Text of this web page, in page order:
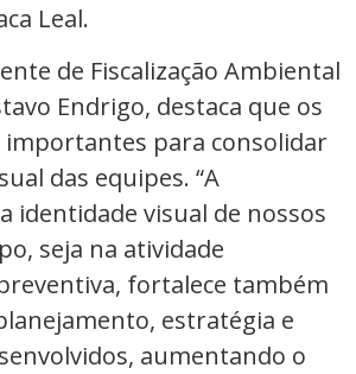
Leal.
de Fiscalização Ambiental
Endrigo, destaca que os
para consolidar
das equipes. “A
identidade visual de nossos
seja na atividade
fortalece também
estratégia e
aumentando o